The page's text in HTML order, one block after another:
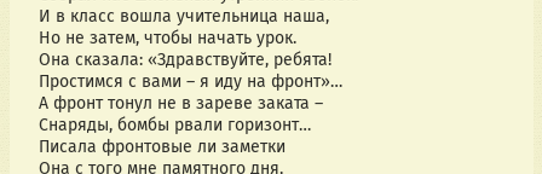
И в класс вошла учительница наша,
Но не затем, чтобы начать урок.
Она сказала: «Здравствуйте, ребята!
Простимся с вами – я иду на фронт»…
А фронт тонул не в зареве заката –
Снаряды, бомбы рвали горизонт…
Писала фронтовые ли заметки
Она с того мне памятного дня,